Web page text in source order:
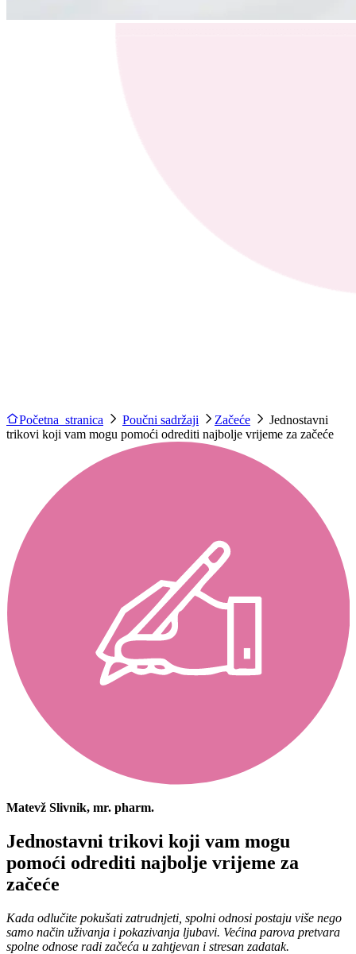
Početna stranica Poučni sadržaji Začeće
Jednostavni
trikovi koji vam mogu pomoći odrediti najbolje vrijeme za začeće
Matevž Slivnik, mr. pharm.
Jednostavni trikovi koji vam mogu
pomoći odrediti najbolje vrijeme za
začeće
Kada odlučite pokušati zatrudnjeti, spolni odnosi postaju više nego
samo način uživanja i pokazivanja ljubavi. Većina parova pretvara
spolne odnose radi začeća u zahtjevan i stresan zadatak.